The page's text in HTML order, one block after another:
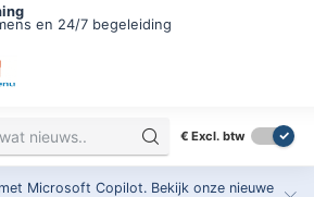
en 24/7 begeleiding
€ Excl. btw
Microsoft Copilot. Bekijk onze nieuwe